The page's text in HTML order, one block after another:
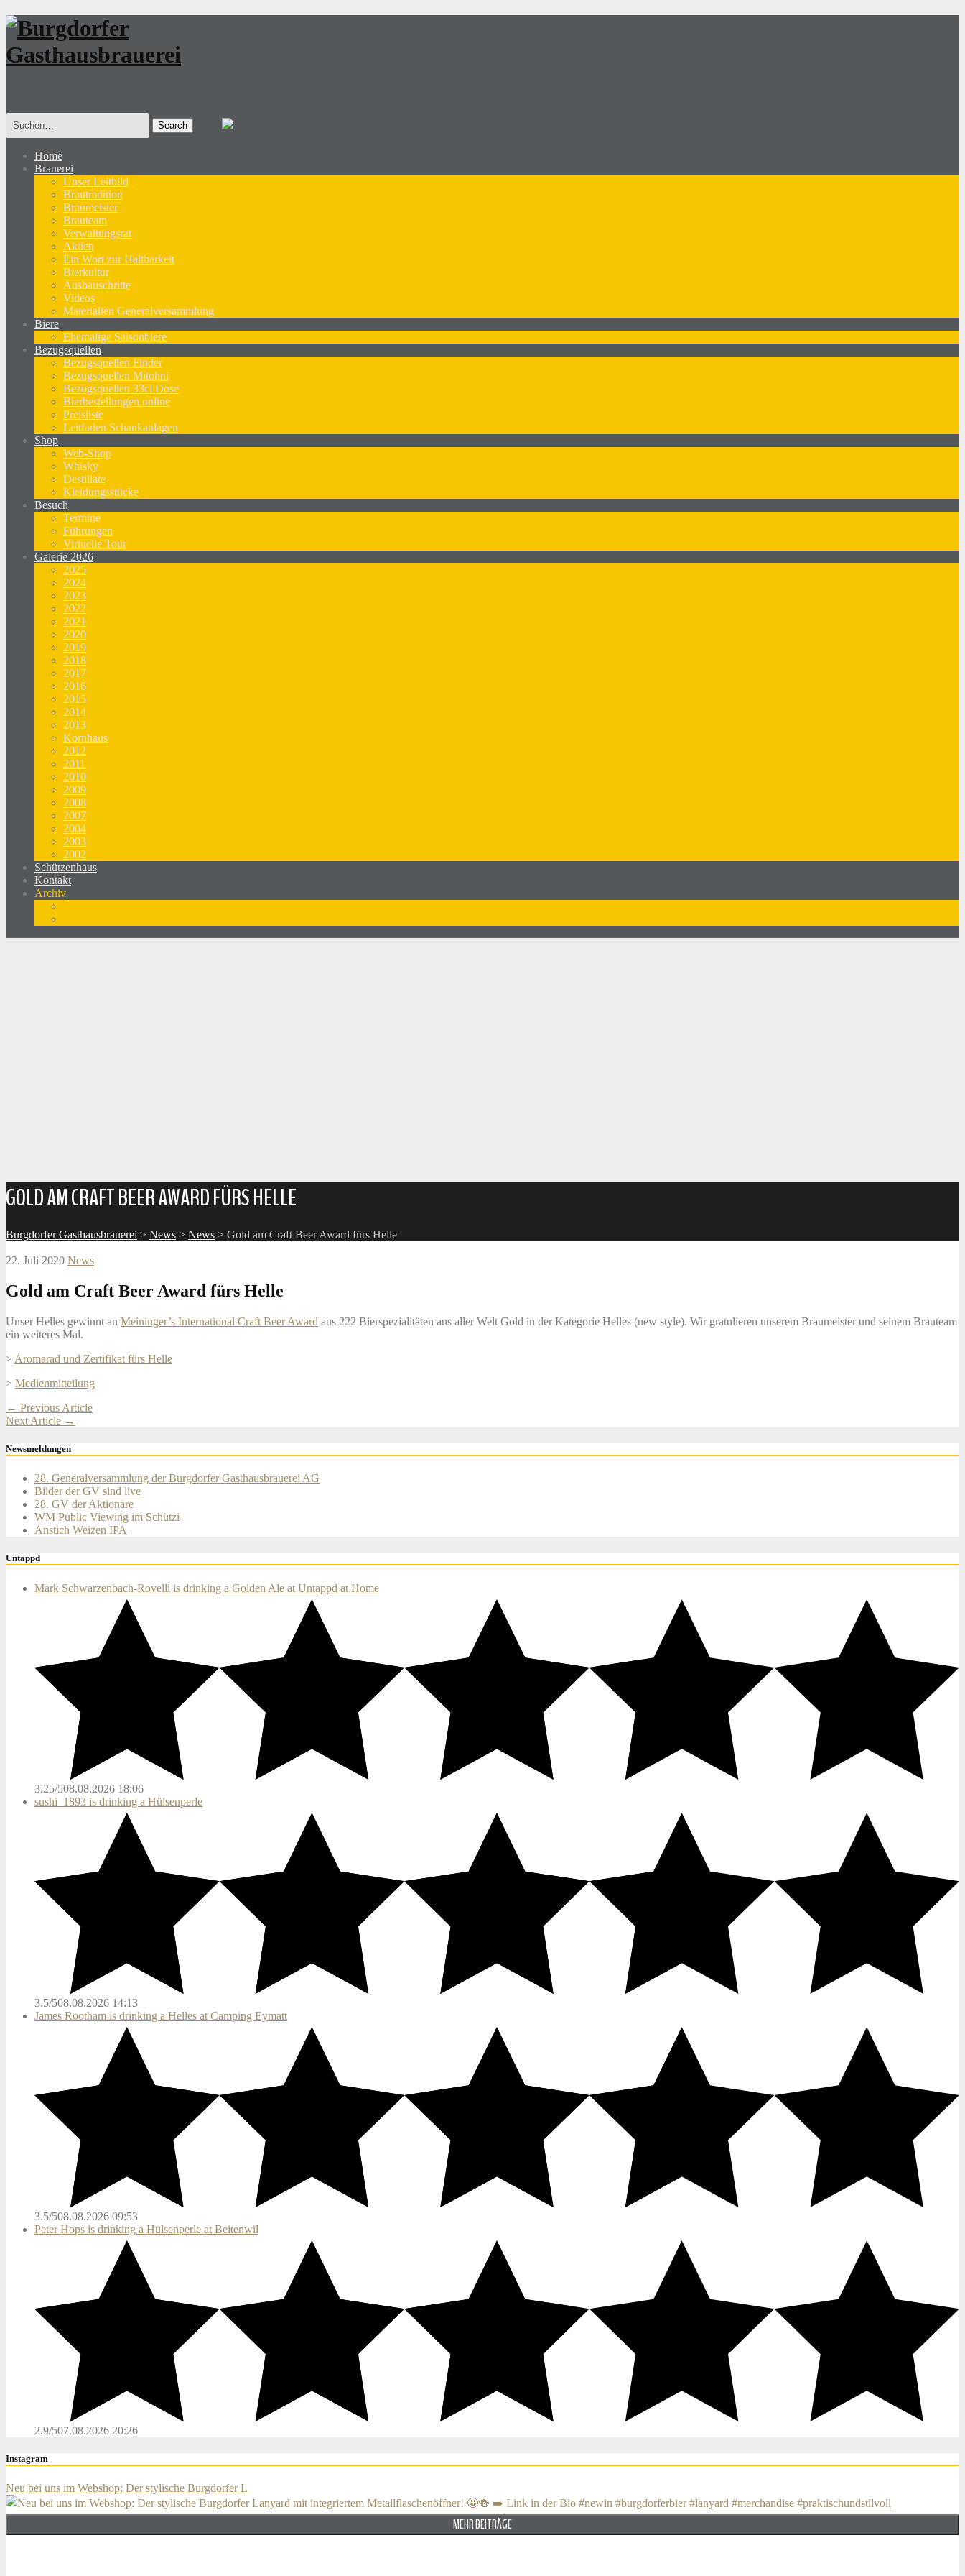
Search
for:
Home
Brauerei
Unser Leitbild
Brautradition
Braumeister
Brauteam
Verwaltungsrat
Aktien
Ein Wort zur Haltbarkeit
Bierkultur
Ausbauschritte
Videos
Materialien Generalversammlung
Biere
Ehemalige Saisonbiere
Bezugsquellen
Bezugsquellen Finder
Bezugsquellen Mitohni
Bezugsquellen 33cl Dose
Bierbestellungen online
Preisliste
Leitfaden Schankanlagen
Shop
Web-Shop
Whisky
Destillate
Kleidungsstücke
Besuch
Termine
Führungen
Virtuelle Tour
Galerie 2026
2025
2024
2023
2022
2021
2020
2019
2018
2017
2016
2015
2014
2013
Kornhaus
2012
2011
2010
2009
2008
2007
2004
2003
2002
Schützenhaus
Kontakt
Archiv
GOLD AM CRAFT BEER AWARD FÜRS HELLE
Burgdorfer Gasthausbrauerei > News > News > Gold am Craft Beer Award fürs Helle
22. Juli 2020 News
Gold am Craft Beer Award fürs Helle
Unser Helles gewinnt an Meininger’s International Craft Beer Award aus 222 Bierspezialitäten aus aller Welt Gold in der Kategorie Helles (new style). Wir gratulieren unserem Braumeister und seinem Brauteam
ein weiteres Mal.
> Aromarad und Zertifikat fürs Helle
> Medienmitteilung
Post
navigation
← Previous Article
Next Article →
Newsmeldungen
28. Generalversammlung der Burgdorfer Gasthausbrauerei AG
Bilder der GV sind live
28. GV der Aktionäre
WM Public Viewing im Schützi
Anstich Weizen IPA
Untappd
Mark Schwarzenbach-Rovelli is drinking a Golden Ale at Untappd at Home
3.25/508.08.2026 18:06
sushi_1893 is drinking a Hülsenperle
3.5/508.08.2026 14:13
James Rootham is drinking a Helles at Camping Eymatt
3.5/508.08.2026 09:53
Peter Hops is drinking a Hülsenperle at Beitenwil
2.9/507.08.2026 20:26
Instagram
Neu bei uns im Webshop: Der stylische Burgdorfer L
MEHR BEITRÄGE